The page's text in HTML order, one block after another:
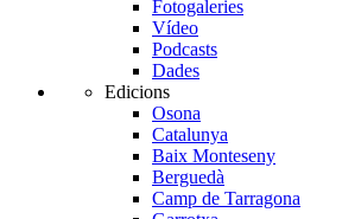
Fotogaleries
Vídeo
Podcasts
Dades
Edicions
Osona
Catalunya
Baix Monteseny
Berguedà
Camp de Tarragona